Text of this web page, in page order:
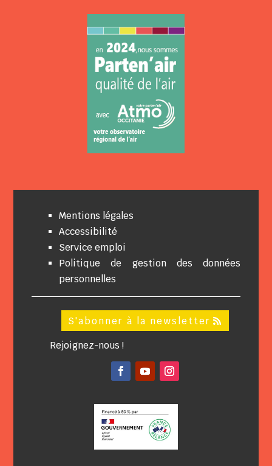
Mentions légales
Accessibilité
Service emploi
Politique de gestion des données
personnelles
S'abonner à la newsletter
Rejoignez-nous !